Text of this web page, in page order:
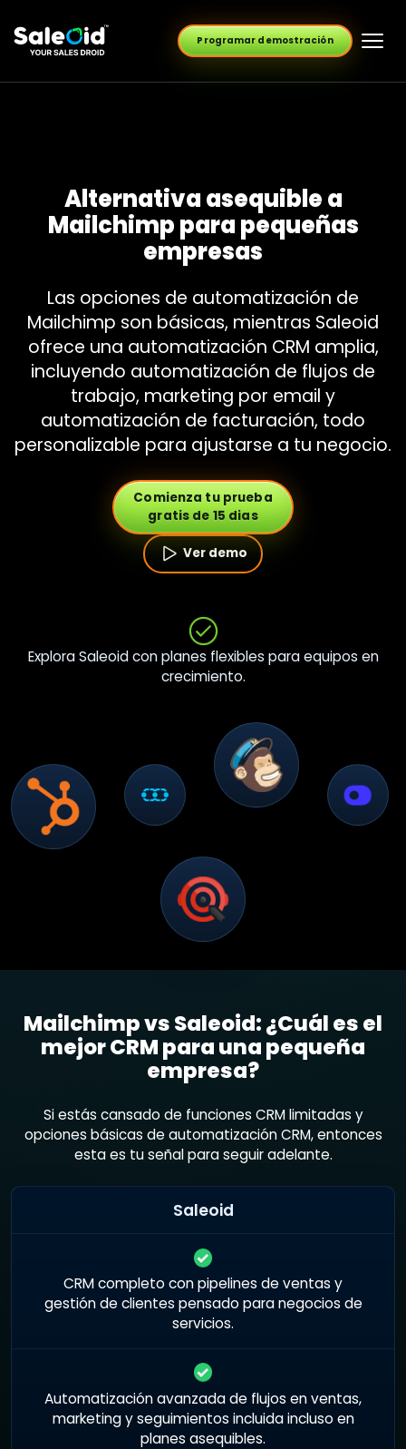
Programar demostración
Alternativa asequible a
Mailchimp para pequeñas
empresas
Las opciones de automatización de
Mailchimp son básicas, mientras Saleoid
ofrece una automatización CRM amplia,
incluyendo automatización de flujos de
trabajo, marketing por email y
automatización de facturación, todo
personalizable para ajustarse a tu negocio.
Comienza tu prueba
gratis de 15 dias
Ver demo
Explora Saleoid con planes flexibles para equipos en
crecimiento.
Mailchimp vs Saleoid: ¿Cuál es el
mejor CRM para una pequeña
empresa?
Si estás cansado de funciones CRM limitadas y
opciones básicas de automatización CRM, entonces
esta es tu señal para seguir adelante.
Saleoid
CRM completo con pipelines de ventas y
gestión de clientes pensado para negocios de
servicios.
Automatización avanzada de flujos en ventas,
marketing y seguimientos incluida incluso en
planes asequibles.